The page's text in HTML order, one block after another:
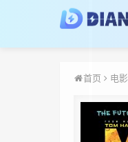
首页 电影